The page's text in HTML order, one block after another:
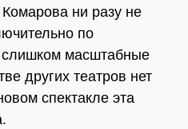
ни разу не
по
слишком масштабные
других театров нет
спектакле эта